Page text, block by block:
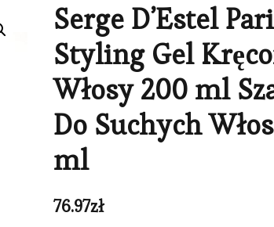
Serge D’Estel
Styling Gel
Włosy 200 ml
Do Suchych
ml
76.97zł